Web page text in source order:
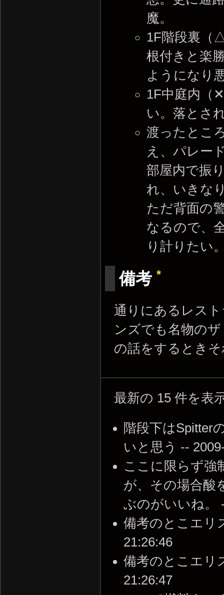
魔。
1F階段裏（
根付きと楽
ようになり
1F中庭内（
い。落とさ
渡ったとこ
え、パレー
部屋内で振
れ、いきな
ただ背面の
なるので、
り計りたい
備考 *
通りにあるレス
ンズでも名物の
の話をするとき
最新の 15 件を表
階段下は
いと思う --
ここに限らず強
が、その場合酸
ぶのがいいね。
備考のとこエリ
21:26:46
備考のとこエリ
21:26:47